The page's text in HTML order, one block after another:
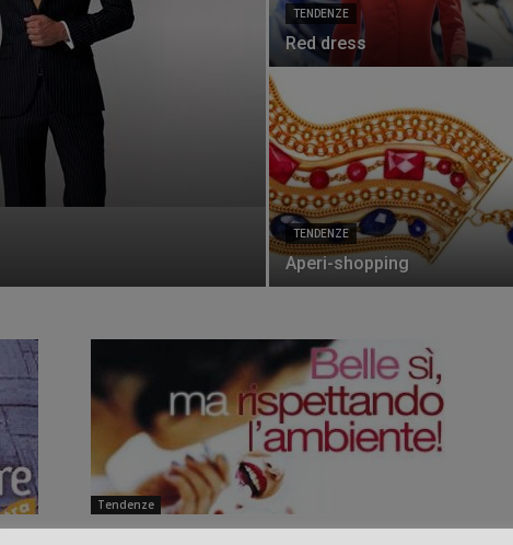
TENDENZE
Red dress
TENDENZE
Aperi-shopping
Tendenze